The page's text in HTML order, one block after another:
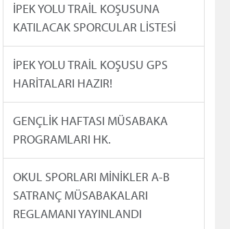
İPEK YOLU TRAİL KOŞUSUNA
KATILACAK SPORCULAR LİSTESİ
İPEK YOLU TRAİL KOŞUSU GPS
HARİTALARI HAZIR!
GENÇLİK HAFTASI MÜSABAKA
PROGRAMLARI HK.
OKUL SPORLARI MİNİKLER A-B
SATRANÇ MÜSABAKALARI
REGLAMANI YAYINLANDI